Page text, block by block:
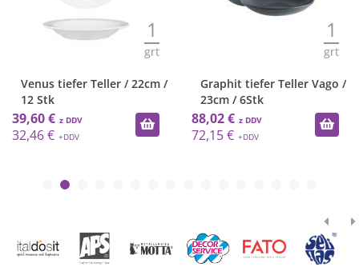
1
grt
Venus tiefer Teller / 22cm /
12 Stk
39,60 €
32,46 €
1
grt
Graphit tiefer Teller Vago /
23cm / 6Stk
88,02 €
72,15 €